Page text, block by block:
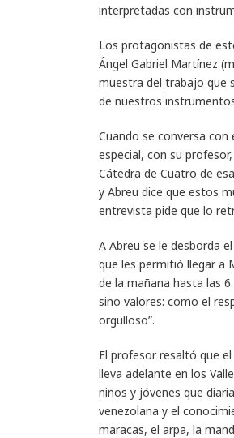
interpretadas con
Los protagonistas de
Ángel Gabriel Martínez
muestra del trabajo que
de nuestros
Cuando se conversa
especial, con su
Cátedra de Cuatro de
y Abreu dice que estos
entrevista pide que lo
A Abreu se le desborda
que les permitió llegar a
de la mañana hasta las
sino valores: como el
orgulloso”.
El profesor resaltó que
lleva adelante en los
niños y jóvenes que
venezolana y el
maracas, el arpa, la